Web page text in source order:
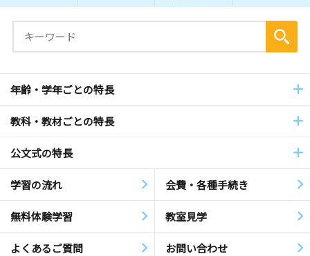
年齢・学年ごとの特長
教科・教材ごとの特長
公文式の特長
学習の流れ 会費・各種手続き
無料体験学習 教室見学
よくあるご質問 お問い合わせ